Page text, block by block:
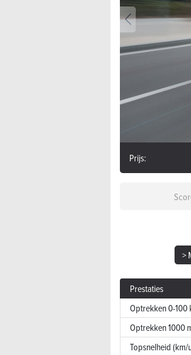
Prijs:
>
Prestaties
Optrekken 0-100
Optrekken 1000
Topsnelheid (km/